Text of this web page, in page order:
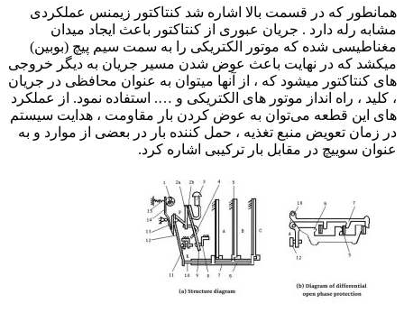
همانطور که در قسمت بالا اشاره شد کنتاکتور زیمنس عملکردی
مشابه رله دارد . جریان عبوری از کنتاکتور باعث ایجاد میدان
مغناطیسی شده که موتور الکتریکی را به سمت سیم پیچ (بوبین)
میکشد که در نهایت باعث عوض شدن مسیر جریان به دیگر خروجی
های کنتاکتور میشود که ، از آنها میتوان به عنوان محافظی در جریان
، کلید ، راه انداز موتور های الکتریکی و …. استفاده نمود. از عملکرد
های این قطعه می‌توان به عوض کردن بار مقاومت ، هدایت سیستم
در زمان تعویض منبع تغذیه ، حمل کننده بار در بعضی از موارد و به
عنوان سوییچ در مقابل بار ترکیبی اشاره کرد.